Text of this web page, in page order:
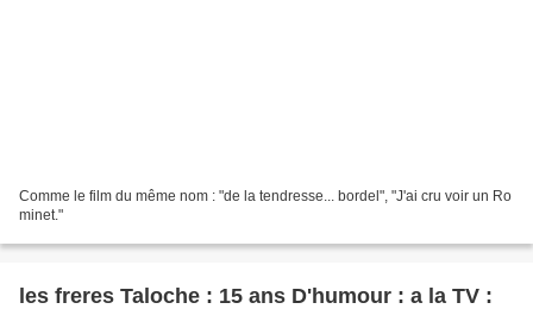
Comme le film du même nom : "de la tendresse... bordel", "J'ai cru voir un Ro
minet."
les freres Taloche : 15 ans D'humour : a la TV :